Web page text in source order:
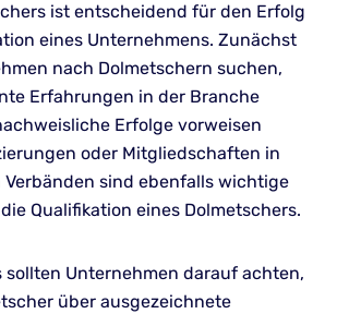
ist entscheidend für den Erfolg
eines Unternehmens. Zunächst
nach Dolmetschern suchen,
Erfahrungen in der Branche
Erfolge vorweisen
oder Mitgliedschaften in
Verbänden sind ebenfalls wichtige
Qualifikation eines Dolmetschers.
sollten Unternehmen darauf achten,
über ausgezeichnete